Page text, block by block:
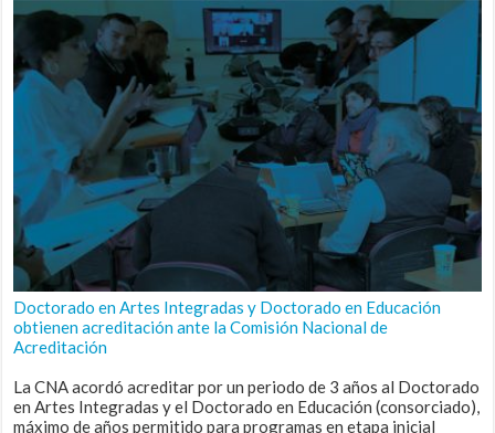
Doctorado en Artes Integradas y Doctorado en Educación
obtienen acreditación ante la Comisión Nacional de
Acreditación
La CNA acordó acreditar por un periodo de 3 años al Doctorado
en Artes Integradas y el Doctorado en Educación (consorciado),
máximo de años permitido para programas en etapa inicial